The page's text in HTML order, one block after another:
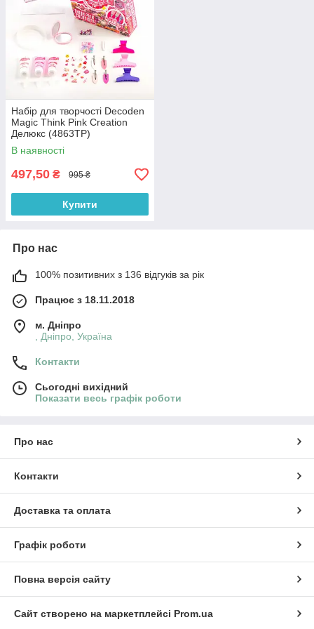
Набір для творчості Decoden
Magic Think Pink Creation
Делюкс (4863TP)
В наявності
497,50 ₴ 995 ₴
Купити
Про нас
100% позитивних з 136 відгуків за рік
Працює з 18.11.2018
м. Дніпро
, Дніпро, Україна
Контакти
Сьогодні вихідний
Показати весь графік роботи
Про нас
Контакти
Доставка та оплата
Графік роботи
Повна версія сайту
Сайт створено на маркетплейсі Prom.ua